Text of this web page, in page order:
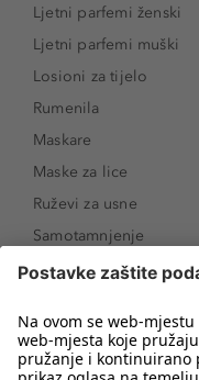
Ljetni parfemi ženski
Ljetni parfemi muški
Losioni za tijelo
Rumenila
Maskare
Maske za lice
Ruževi za usne
Samotamnjenje
Puderi
Proizvodi za obrve
Sunce i zaštita